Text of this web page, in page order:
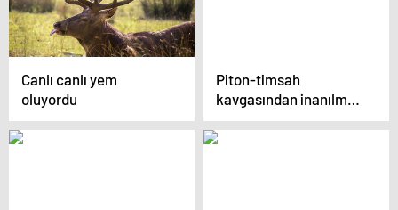
Canlı canlı yem
oluyordu
Piton-timsah
kavgasından inanılmaz
görüntüler